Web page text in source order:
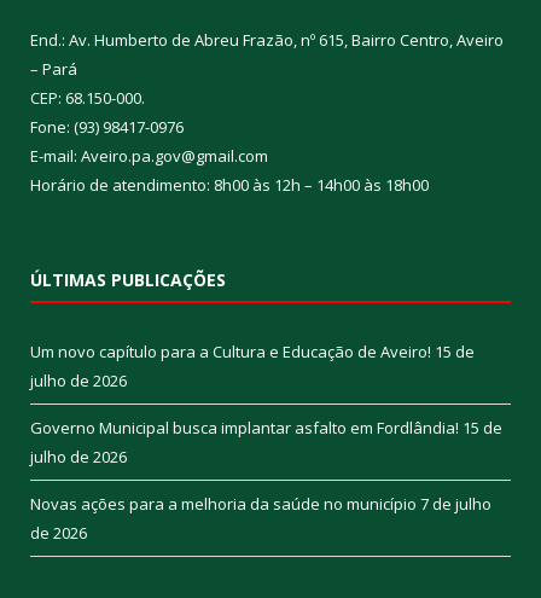
End.: Av. Humberto de Abreu Frazão, nº 615, Bairro Centro, Aveiro
– Pará
CEP: 68.150-000.
Fone: (93) 98417-0976
E-mail: Aveiro.pa.gov@gmail.com
Horário de atendimento: 8h00 às 12h – 14h00 às 18h00
ÚLTIMAS PUBLICAÇÕES
Um novo capítulo para a Cultura e Educação de Aveiro! 15 de
julho de 2026
Governo Municipal busca implantar asfalto em Fordlândia! 15 de
julho de 2026
Novas ações para a melhoria da saúde no município 7 de julho
de 2026